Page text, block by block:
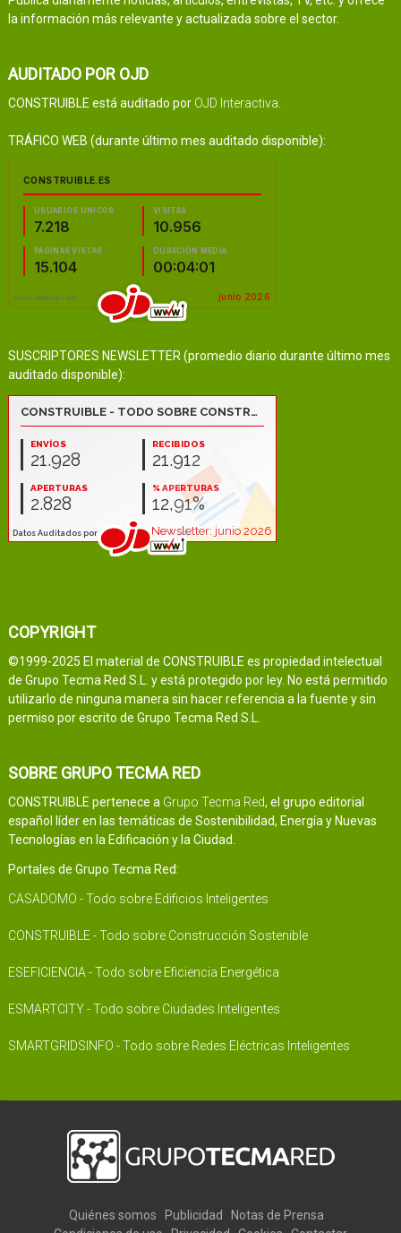
la información más relevante y actualizada sobre el sector.
AUDITADO POR OJD
CONSTRUIBLE está auditado por OJD Interactiva
TRÁFICO WEB (durante último mes auditado disponible):
SUSCRIPTORES NEWSLETTER (promedio diario durante último mes
auditado disponible):
COPYRIGHT
©1999-2025 El material de CONSTRUIBLE es propiedad intelectual
de Grupo Tecma Red S.L. y está protegido por ley. No está permitido
utilizarlo de ninguna manera sin hacer referencia a la fuente y sin
permiso por escrito de Grupo Tecma Red S.L.
SOBRE GRUPO TECMA RED
CONSTRUIBLE pertenece a Grupo Tecma Red, el grupo editorial
español líder en las temáticas de Sostenibilidad, Energía y Nuevas
Tecnologías en la Edificación y la Ciudad.
Portales de Grupo Tecma Red:
CASADOMO - Todo sobre Edificios Inteligentes
CONSTRUIBLE - Todo sobre Construcción Sostenible
ESEFICIENCIA - Todo sobre Eficiencia Energética
ESMARTCITY - Todo sobre Ciudades Inteligentes
SMARTGRIDSINFO - Todo sobre Redes Eléctricas Inteligentes
Quiénes somos Publicidad
Notas de Prensa